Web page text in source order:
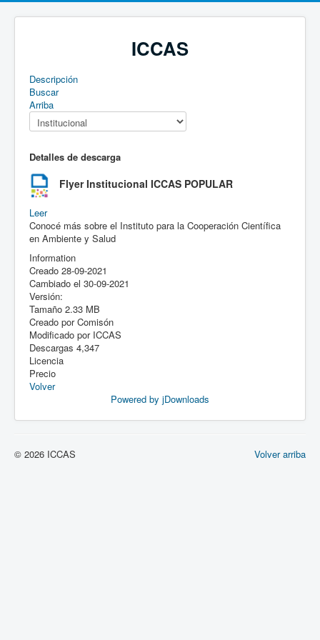
ICCAS
Descripción
Buscar
Arriba
Detalles de descarga
Flyer Institucional ICCAS POPULAR
Leer
Conocé más sobre el Instituto para la Cooperación Científica
en Ambiente y Salud
Information
Creado 28-09-2021
Cambiado el 30-09-2021
Versión:
Tamaño 2.33 MB
Creado porComisón
Modificado por ICCAS
Descargas 4,347
Licencia
Precio
Volver
Powered by jDownloads
Volver arriba
© 2026 ICCAS